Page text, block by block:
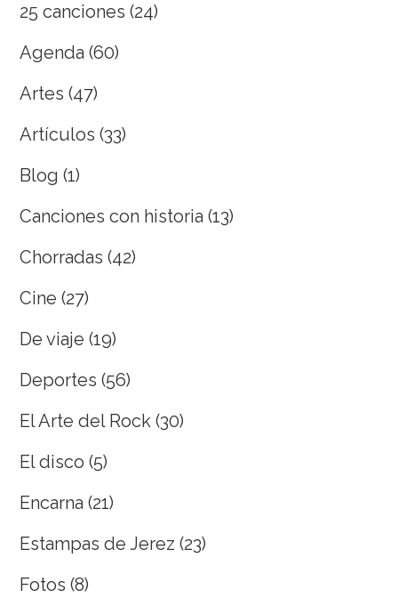
25 canciones (24)
Agenda (60)
Artes (47)
Artículos (33)
Blog (1)
Canciones con historia (13)
Chorradas (42)
Cine (27)
De viaje (19)
Deportes (56)
El Arte del Rock (30)
El disco (5)
Encarna (21)
Estampas de Jerez (23)
Fotos (8)